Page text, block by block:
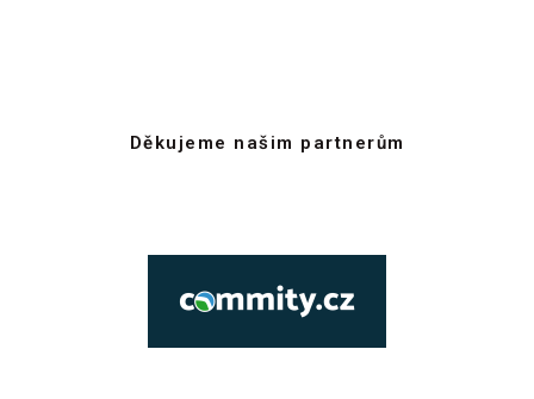
Děkujeme našim partnerům